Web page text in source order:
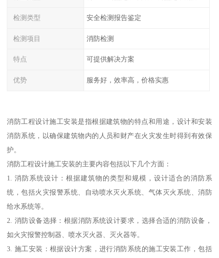
检测类型 安全检测报告鉴定
检测项目 消防检测
特点 可提供解决方案
优势 服务好，效率高，价格实惠
消防工程设计施工安装是指根据建筑物的特点和用途，设计和安装
消防系统，以确保建筑物内的人员和财产在火灾发生时得到有效保
护。
消防工程设计施工安装的主要内容包括以下几个方面：
1. 消防系统设计：根据建筑物的类型和规模，设计适合的消防系
统，包括火灾报警系统、自动喷水灭火系统、气体灭火系统、消防
给水系统等。
2. 消防设备选择：根据消防系统设计要求，选择合适的消防设备，
如火灾报警控制器、喷水灭火器、灭火器等。
3. 施工安装：根据设计方案，进行消防系统的施工安装工作，包括